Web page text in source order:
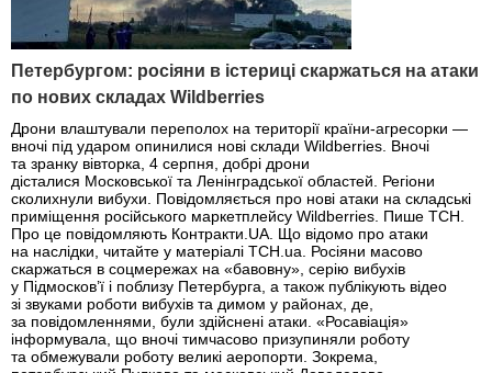
Петербургом: росіяни в істериці скаржаться на атаки
по нових складах Wildberries
Дрони влаштували переполох на території країни-агресорки —
вночі під ударом опинилися нові склади Wildberries. Вночі
та зранку вівторка, 4 серпня, добрі дрони
дісталися Московської та Ленінградської областей. Регіони
сколихнули вибухи. Повідомляється про нові атаки на складські
приміщення російського маркетплейсу Wildberries. Пише ТСН.
Про це повідомляють Контракти.UA. Що відомо про атаки
на наслідки, читайте у матеріалі ТСН.ua. Росіяни масово
скаржаться в соцмережах на «бавовну», серію вибухів
у Підмосков’ї і поблизу Петербурга, а також публікують відео
зі звуками роботи вибухів та димом у районах, де,
за повідомленнями, були здійснені атаки. «Росавіація»
інформувала, що вночі тимчасово призупиняли роботу
та обмежували роботу великі аеропорти. Зокрема,